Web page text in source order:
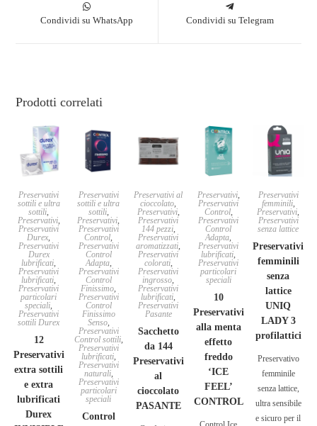
Condividi su WhatsApp Condividi su Telegram
Prodotti correlati
Preservativi
sottili e ultra
sottili,
Preservativi,
Preservativi
Durex,
Preservativi
Durex
lubrificati,
Preservativi
lubrificati,
Preservativi
particolari
speciali,
Preservativi
sottili Durex
12
Preservativi
extra sottili
e extra
lubrificati
Durex
Preservativi
sottili e ultra
sottili,
Preservativi,
Preservativi
Control,
Preservativi
Control
Adapta,
Preservativi
Control
Finissimo,
Preservativi
Control
Finissimo
Senso,
Preservativi
Control sottili,
Preservativi
lubrificati,
Preservativi
naturali,
Preservativi
particolari
speciali
Control
Preservativi al
cioccolato,
Preservativi,
Preservativi
144 pezzi,
Preservativi
aromatizzati,
Preservativi
colorati,
Preservativi
ingrosso,
Preservativi
lubrificati,
Preservativi
Pasante
Sacchetto
da 144
Preservativi
al
cioccolato
PASANTE
Preservativi,
Preservativi
Control,
Preservativi
Control
Adapta,
Preservativi
lubrificati,
Preservativi
particolari
speciali
10
Preservativi
alla menta
effetto
freddo
‘ICE
FEEL’
CONTROL
Preservativi
femminili,
Preservativi,
Preservativi
senza lattice
Preservativi
femminili
senza
lattice
UNIQ
LADY 3
profilattici
Preservativo
femminile
senza lattice,
ultra sensibile
e sicuro per il